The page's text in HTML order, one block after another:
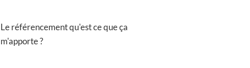
Le référencement qu'est ce que ça
m'apporte ?